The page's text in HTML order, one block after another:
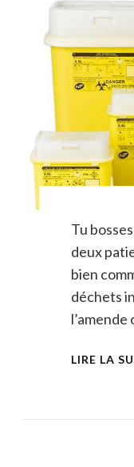
Tu
deux
bien
déchets
l’amende
LIRE LA